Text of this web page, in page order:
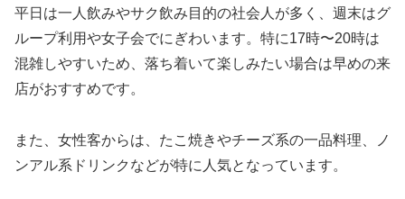
平日は一人飲みやサク飲み目的の社会人が多く、週末はグ
ループ利用や女子会でにぎわいます。特に17時〜20時は
混雑しやすいため、落ち着いて楽しみたい場合は早めの来
店がおすすめです。
また、女性客からは、たこ焼きやチーズ系の一品料理、ノ
ンアル系ドリンクなどが特に人気となっています。